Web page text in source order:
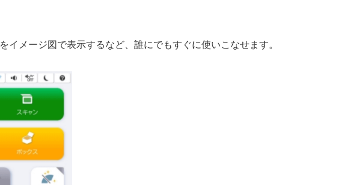
メージ図で表示するなど、誰にでもすぐに使いこなせます。